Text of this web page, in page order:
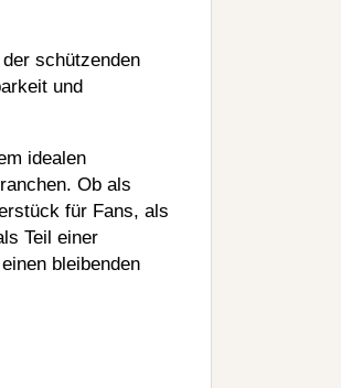
schützenden
und
idealen
Ob als
für Fans, als
Teil einer
bleibenden